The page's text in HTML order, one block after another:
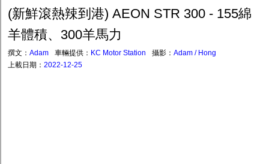
(新鮮滾熱辣到港) AEON STR 300 - 155綿
羊體積、300羊馬力
撰文： Adam 車輛提供： KC Motor Station 攝影： Adam / Hong
上載日期： 2022-12-25